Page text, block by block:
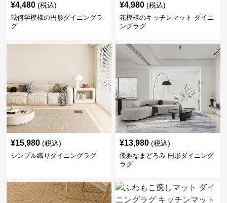
¥4,480 (税込)
幾何学模様の円形ダイニングラ
グ
¥4,980 (税込)
花模様のキッチンマット ダイニ
ングラグ
¥15,980 (税込)
シンプル織りダイニングラグ
¥13,980 (税込)
優雅なまどろみ 円形ダイニング
ラグ